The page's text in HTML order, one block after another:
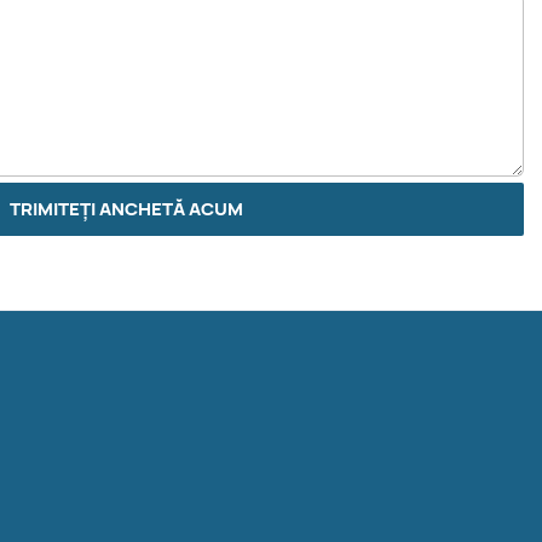
TRIMITEȚI ANCHETĂ ACUM